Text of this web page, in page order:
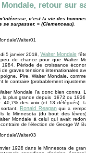
Mondale, retour sur
c’est la vie des
se surpasser. » (Clemenceau).
5 janvier 2018,Walter Mondale
de chance pour que Walter
1984. Période de croissance
de graves tensions internationales
Pire, Walter Mondale,
le contraire (probablement
Mondale l’a donc bien connu.
la plus grande depuis 1972 ou
40,7% des voix (et 13 délégués),
Ronald Reaganqui a
le Minnesota (du bout des
Mondale à celui qui avait
de l’élection de George W.
1928 dans le Minnesota de